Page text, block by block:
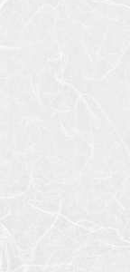
JR山手線
『巣鴨駅』徒歩